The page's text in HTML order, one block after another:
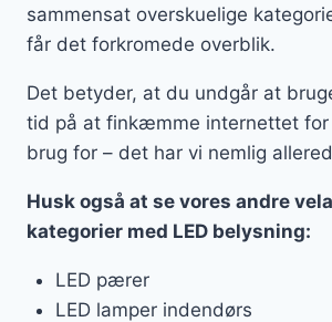
sammensat overskuelige
får det forkromede overblik.
Det betyder, at du undgår at
tid på at finkæmme internettet
brug for – det har vi nemlig
Husk også at se vores andre
kategorier med LED belysning:
LED pærer
LED lamper indendørs